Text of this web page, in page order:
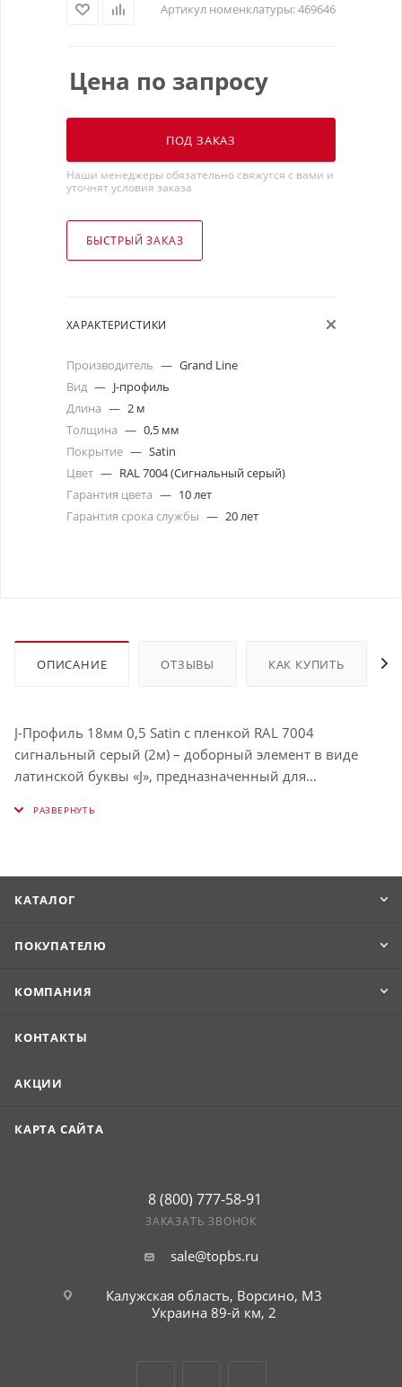
Артикул номенклатуры:469646
Цена по запросу
ПОД ЗАКАЗ
Наши менеджеры обязательно свяжутся с вами и
уточнят условия заказа
БЫСТРЫЙ ЗАКАЗ
ХАРАКТЕРИСТИКИ
Производитель — Grand Line
Вид — J-профиль
Длина — 2 м
Толщина — 0,5 мм
Покрытие — Satin
Цвет — RAL 7004 (Сигнальный серый)
Гарантия цвета — 10 лет
Гарантия срока службы — 20 лет
ОПИСАНИЕ ОТЗЫВЫ КАК КУПИТЬ
J-Профиль 18мм 0,5 Satin с пленкой RAL 7004
сигнальный серый (2м) – доборный элемент в виде
латинской буквы «J», предназначенный для
достаточно универсален, чтобы при необходимости
отделочных материалов, замены финишного элемента,
КАТАЛОГ
ПОКУПАТЕЛЮ
КОМПАНИЯ
КОНТАКТЫ
АКЦИИ
КАРТА САЙТА
8 (800) 777-58-91
ЗАКАЗАТЬ ЗВОНОК
sale@topbs.ru
Калужская область, Ворсино, М3
Украина 89-й км, 2